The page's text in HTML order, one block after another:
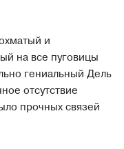
и
на все пуговицы
гениальный Дель
отсутствие
прочных связей